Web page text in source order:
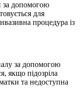
за допомогою
для
процедура із
за допомогою
якщо підозріла
та недоступна